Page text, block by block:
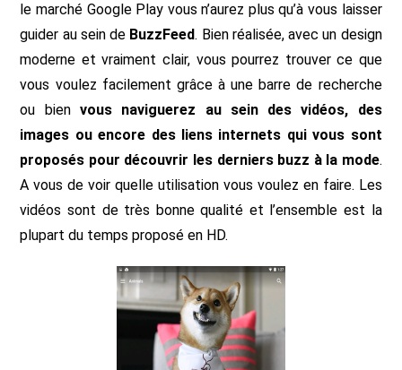
le marché Google Play vous n’aurez plus qu’à vous laisser
guider au sein de BuzzFeed. Bien réalisée, avec un design
moderne et vraiment clair, vous pourrez trouver ce que
vous voulez facilement grâce à une barre de recherche
ou bien vous naviguerez au sein des vidéos, des
images ou encore des liens internets qui vous sont
proposés pour découvrir les derniers buzz à la mode.
A vous de voir quelle utilisation vous voulez en faire. Les
vidéos sont de très bonne qualité et l’ensemble est la
plupart du temps proposé en HD.